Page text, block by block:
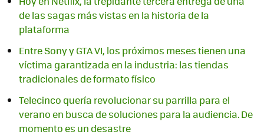
de las sagas más vistas en la historia de la
plataforma
Entre Sony y GTA VI, los próximos meses tienen una
víctima garantizada en la industria: las tiendas
tradicionales de formato físico
Telecinco quería revolucionar su parrilla para el
verano en busca de soluciones para la audiencia. De
momento es un desastre